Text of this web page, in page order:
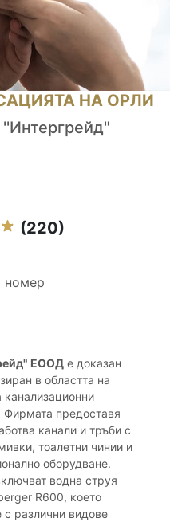
НА ОРЛИ
(220)
номер
ЕООД е доказан
в областта на
Фирмата предоставя
канали и тръби с
тоалетни чинии и
оборудване.
водна струя
R600, което
с различни видове